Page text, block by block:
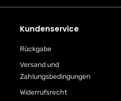
Kundenservice
Rückgabe
Versand und
Zahlungsbedingungen
Widerrufsrecht